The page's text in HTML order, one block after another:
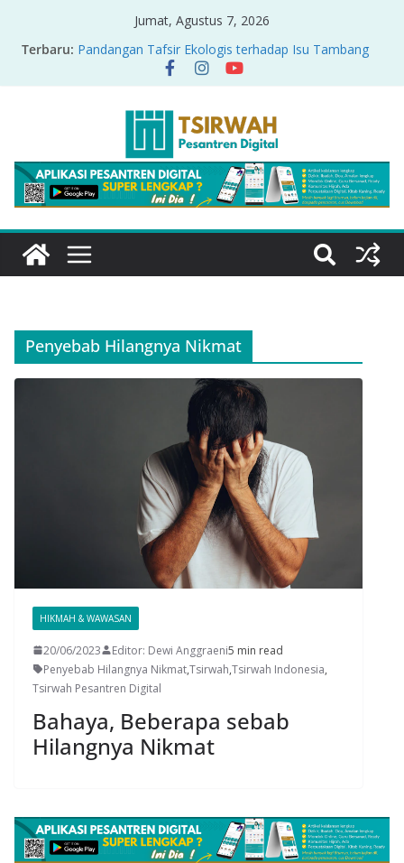
Jumat, Agustus 7, 2026
Terbaru: Pandangan Tafsir Ekologis terhadap Isu Tambang
Nikel di Raja Ampat
PRODUK RELASI KUASA-IDIOLOGI PADA TAFSIR
Sirah Nabawiyah
Oversharing dan Privasi dalam Al-Qur’an: “Ketika
Ayat Bicara Soal Curhat di Sosmed”
Menyikapi Fatherless, Kisah Lukman Menjadi
Cerminan
Penyebab Hilangnya Nikmat
HIKMAH & WAWASAN
20/06/2023 Editor: Dewi Anggraeni5 min read
Penyebab Hilangnya Nikmat,Tsirwah,Tsirwah Indonesia,
Tsirwah Pesantren Digital
Bahaya, Beberapa sebab
Hilangnya Nikmat